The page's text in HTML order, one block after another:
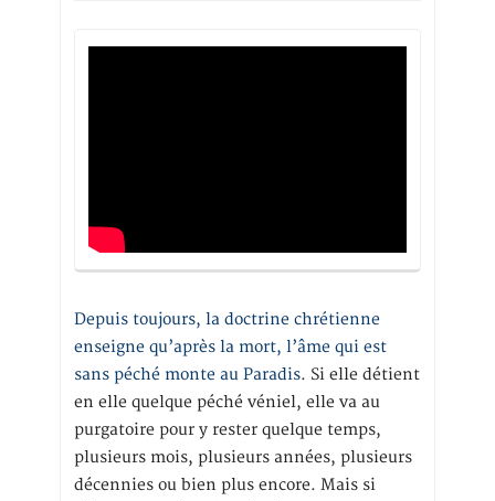
Depuis toujours, la doctrine chrétienne
enseigne qu’après la mort, l’âme qui est
sans péché monte au Paradis. Si elle détient
en elle quelque péché véniel, elle va au
purgatoire pour y rester quelque temps,
plusieurs mois, plusieurs années, plusieurs
décennies ou bien plus encore. Mais si